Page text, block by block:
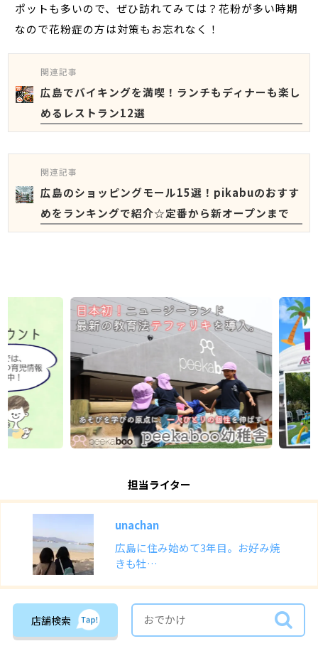
ポットも多いので、ぜひ訪れてみては？花粉が多い時期
なので花粉症の方は対策もお忘れなく！
関連記事
広島でバイキングを満喫！ランチもディナーも楽し
めるレストラン12選
関連記事
広島のショッピングモール15選！pikabuのおすす
めをランキングで紹介☆定番から新オープンまで
担当ライター
unachan
広島に住み始めて3年目。お好み焼
きも牡…
この記事をシェアする
店舗検索